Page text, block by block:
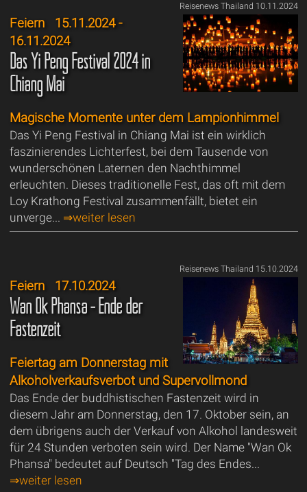
Reisenews Thailand 10.11.2024
Feiern15.11.2024 -
16.11.2024
Das Yi Peng Festival 2024 in
Chiang Mai
Magische Momente unter dem Lampionhimmel
Das Yi Peng Festival in Chiang Mai ist ein wirklich
faszinierendes Lichterfest, bei dem Tausende von
wunderschönen Laternen den Nachthimmel
erleuchten. Dieses traditionelle Fest, das oft mit dem
Loy Krathong Festival zusammenfällt, bietet ein
unverge... ⇒weiter lesen
Reisenews Thailand 15.10.2024
Feiern17.10.2024
Wan Ok Phansa - Ende der
Fastenzeit
Feiertag am Donnerstag mit
Alkoholverkaufsverbot und Supervollmond
Das Ende der buddhistischen Fastenzeit wird in
diesem Jahr am Donnerstag, den 17. Oktober sein, an
dem übrigens auch der Verkauf von Alkohol landesweit
für 24 Stunden verboten sein wird. Der Name "Wan Ok
Phansa" bedeutet auf Deutsch "Tag des Endes...
⇒weiter lesen